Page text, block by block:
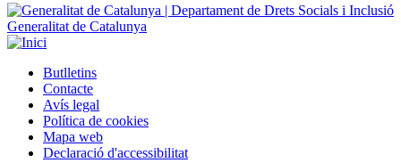
Generalitat de Catalunya
Peu
Butlletins
Contacte
Avís legal
Política de cookies
Mapa web